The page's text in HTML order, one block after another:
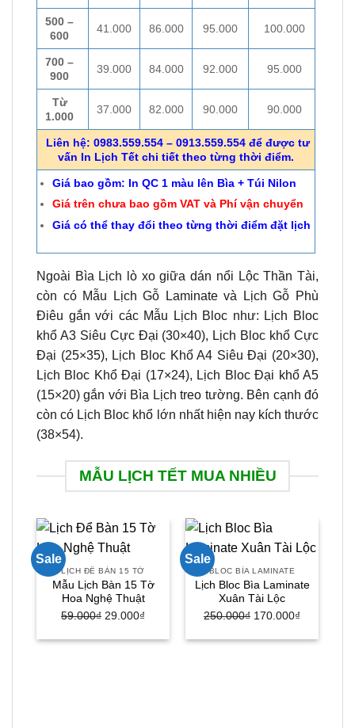
500 –
600
41.000 86.000 95.000 100.000
700 –
900
39.000 84.000 92.000 95.000
Từ
1.000
37.000 82.000 90.000 90.000
Liên hệ: 0983.559.554 – 0913.559.554 để được tư
vấn In Lịch Tết chi tiết theo từng thời điểm.
Giá bao gồm: In QC 1 màu lên Bìa + Túi Nilon
Giá trên chưa bao gồm VAT và Phí vận chuyển
Giá có thể thay đổi theo từng thời điểm đặt lịch
Ngoài Bìa Lịch lò xo giữa dán nổi Lộc Thần Tài,
còn có Mẫu Lịch Gỗ Laminate và Lịch Gỗ Phù
Điêu gắn với các Mẫu Lịch Bloc như: Lịch Bloc
khổ A3 Siêu Cực Đại (30×40), Lịch Bloc khổ Cực
Đại (25×35), Lịch Bloc Khổ A4 Siêu Đại (20×30),
Lịch Bloc Khổ Đại (17×24), Lịch Bloc Đại khổ A5
(15×20) gắn với Bìa Lịch treo tường. Bên cạnh đó
còn có Lịch Bloc khổ lớn nhất hiện nay kích thước
(38×54).
MẪU LỊCH TẾT MUA NHIỀU
Sale
LỊCH ĐỂ BÀN 15 TỜ
Mẫu Lịch Bàn 15 Tờ
Hoa Nghệ Thuật
59.000₫ Giá
29.000₫
Sale
BLOC BÌA LAMINATE
Lịch Bloc Bìa Laminate
Xuân Tài Lộc
250.000₫ Giá
170.000₫